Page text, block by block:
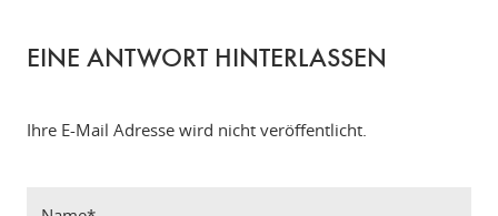
EINE ANTWORT HINTERLASSEN
Ihre E-Mail Adresse wird nicht veröffentlicht.